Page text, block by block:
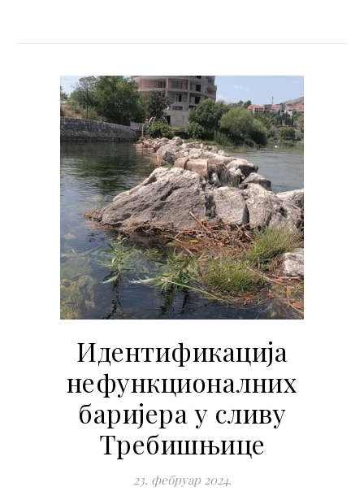
Идентификација
нефункционалних
баријера у сливу
Требишњице
23. фебруар 2024.